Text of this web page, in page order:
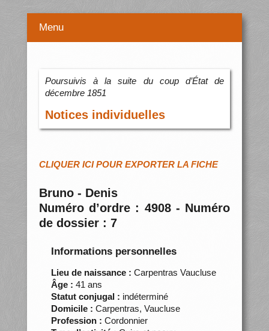
Menu
Poursuivis à la suite du coup d’État de
décembre 1851
Notices individuelles
CLIQUER ICI POUR EXPORTER LA FICHE
Bruno - Denis
Numéro d’ordre : 4908 - Numéro
de dossier : 7
Informations personnelles
Lieu de naissance : Carpentras Vaucluse
Âge : 41 ans
Statut conjugal : indéterminé
Domicile : Carpentras, Vaucluse
Profession : Cordonnier